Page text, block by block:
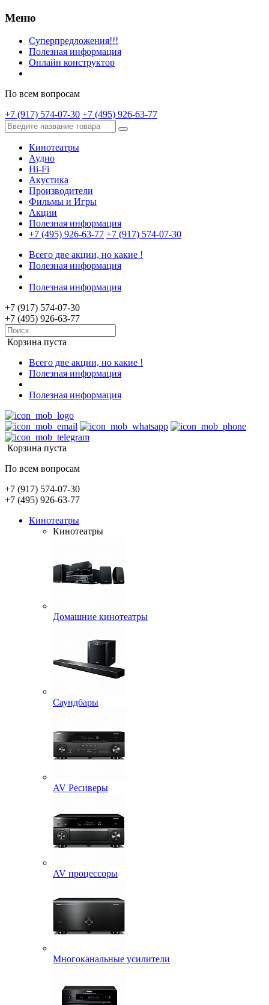
Меню
Суперпредложения!!!
Полезная информация
Онлайн конструктор
По всем вопросам
+7 (917) 574-07-30 +7 (495) 926-63-77
Кинотеатры
Аудио
Hi-Fi
Акустика
Производители
Фильмы и Игры
Акции
Полезная информация
+7 (495) 926-63-77 +7 (917) 574-07-30
Всего две акции, но какие !
Полезная информация
Полезная информация
+7 (917) 574-07-30
+7 (495) 926-63-77
Корзина пуста
Всего две акции, но какие !
Полезная информация
Полезная информация
Корзина пуста
По всем вопросам
+7 (917) 574-07-30
+7 (495) 926-63-77
Кинотеатры
Кинотеатры
Домашние кинотеатры
Саундбары
AV Ресиверы
AV процессоры
Многоканальные усилители